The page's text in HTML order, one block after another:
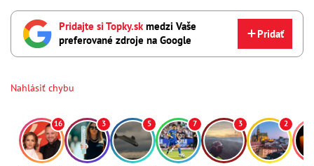
Pridajte si Topky.skmedzi Vaše
preferované zdroje na Google
Pridať
Nahlásiť chybu
16 3 5 7 3 2